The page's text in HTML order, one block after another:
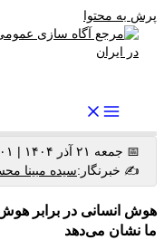
پرش به محتوا
📅 جمعه ۲۱ آذر ۱۴۰۴ | ۰۰:۰۱
✍️ خبرنگار:سیده مبینا
هوش انسانی در برابر
ما نشان می‌دهد